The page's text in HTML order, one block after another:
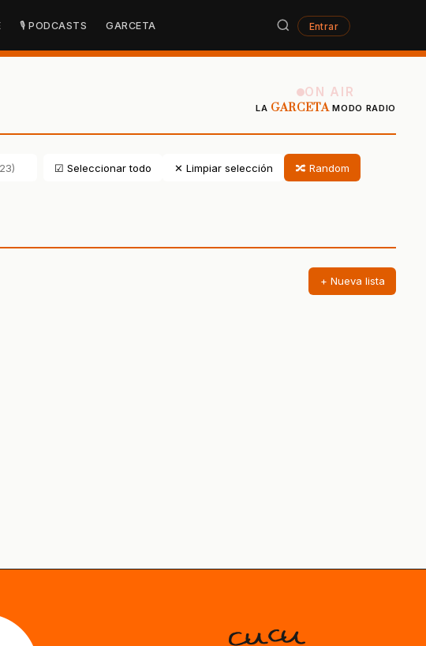
🎙 PODCASTS GARCETA Entrar
ON AIR
LA GARCETAMODO RADIO
☑ Seleccionar todo ✕ Limpiar selección 🔀 Random
+ Nueva lista